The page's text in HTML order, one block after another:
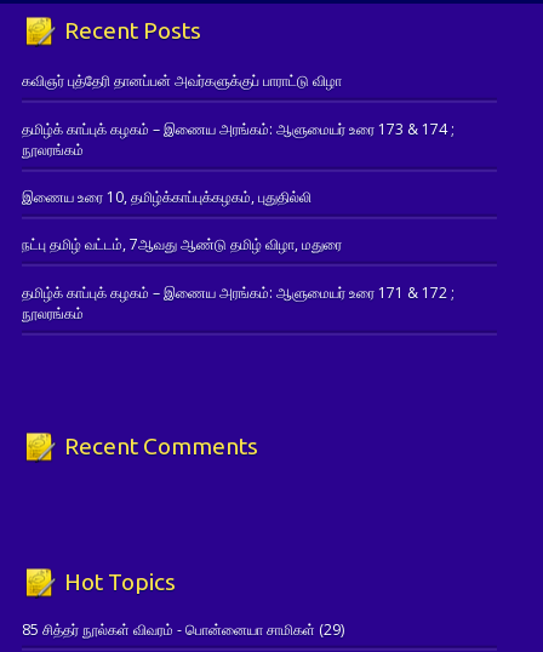
Recent Posts
கவிஞர் புத்தேரி தானப்பன் அவர்களுக்குப் பாராட்டு விழா
தமிழ்க் காப்புக் கழகம் – இணைய அரங்கம்: ஆளுமையர் உரை 173 & 174 ;
நூலரங்கம்
இணைய உரை 10, தமிழ்க்காப்புக்கழகம், புதுதில்லி
நட்பு தமிழ் வட்டம், 7ஆவது ஆண்டு தமிழ் விழா, மதுரை
தமிழ்க் காப்புக் கழகம் – இணைய அரங்கம்: ஆளுமையர் உரை 171 & 172 ;
நூலரங்கம்
Recent Comments
Hot Topics
85 சித்தர் நூல்கள் விவரம் - பொன்னையா சாமிகள் (29)